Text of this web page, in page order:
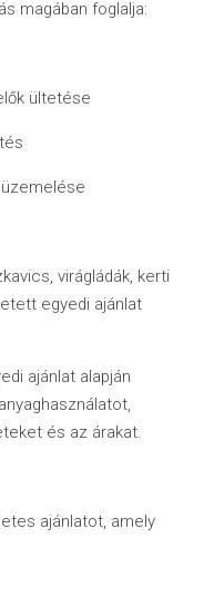
magában foglalja:
ültetése
virágládák, kerti
egyedi ajánlat
ajánlat alapján
és az árakat.
ajánlatot, amely